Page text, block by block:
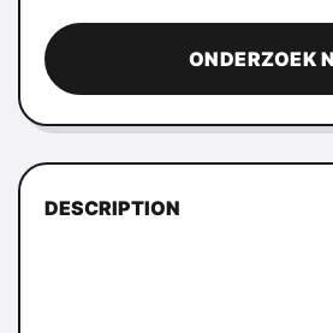
ONDERZOEK
DESCRIPTION